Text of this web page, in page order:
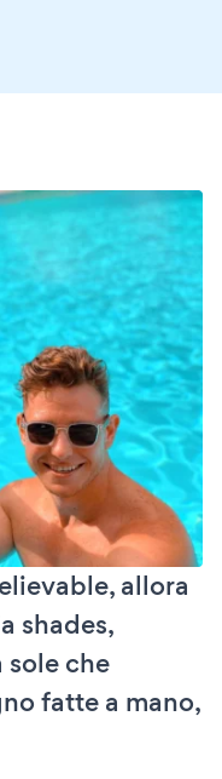
allora
shades,
che
fatte a mano,